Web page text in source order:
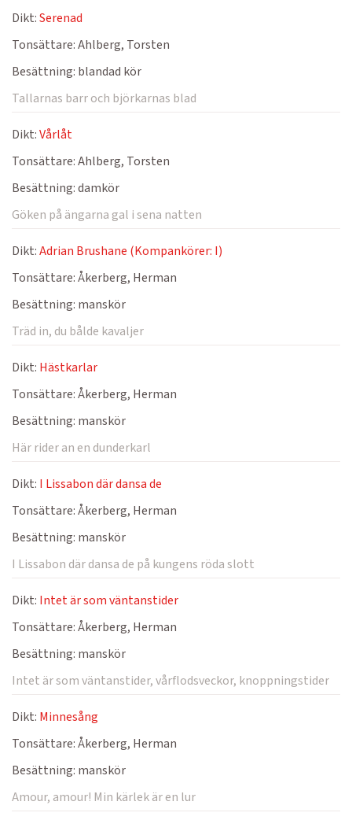
Dikt:Serenad
Tonsättare:Ahlberg, Torsten
Besättning: blandad kör
Tallarnas barr och björkarnas blad
Dikt:Vårlåt
Tonsättare:Ahlberg, Torsten
Besättning:damkör
Göken på ängarna gal i sena natten
Dikt:Adrian Brushane (Kompankörer: I)
Tonsättare:Åkerberg, Herman
Besättning: manskör
Träd in, du bålde kavaljer
Dikt: Hästkarlar
Tonsättare:Åkerberg, Herman
Besättning: manskör
Här rider an en dunderkarl
Dikt: I Lissabon där dansa de
Tonsättare:Åkerberg, Herman
Besättning: manskör
I Lissabon där dansa de på kungens röda slott
Dikt: Intet är som väntanstider
Tonsättare:Åkerberg, Herman
Besättning: manskör
Intet är som väntanstider, vårflodsveckor, knoppningstider
Dikt: Minnesång
Tonsättare:Åkerberg, Herman
Besättning: manskör
Amour, amour! Min kärlek är en lur